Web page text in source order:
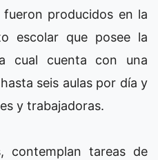
producidos en la
escolar que posee la
cual cuenta con una
seis aulas por día y
y trabajadoras.
contemplan tareas de